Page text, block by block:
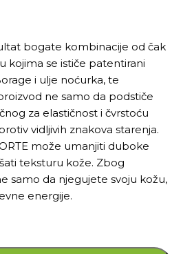
bogate kombinacije od čak
kojima se ističe patentirani
i ulje noćurka, te
ne samo da podstiče
za elastičnost i čvrstoću
vidljivih znakova starenja.
može umanjiti duboke
teksturu kože. Zbog
samo da njegujete svoju kožu,
energije.